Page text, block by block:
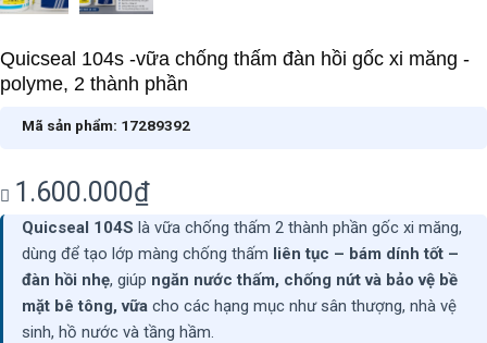
Quicseal 104s -vữa chống thấm đàn hồi gốc xi măng -
polyme, 2 thành phần
Mã sản phẩm: 17289392
1.600.000₫
Quicseal 104S là vữa chống thấm 2 thành phần gốc xi măng,
dùng để tạo lớp màng chống thấm liên tục – bám dính tốt –
đàn hồi nhẹ, giúp ngăn nước thấm, chống nứt và bảo vệ bề
mặt bê tông, vữa cho các hạng mục như sân thượng, nhà vệ
sinh, hồ nước và tầng hầm.